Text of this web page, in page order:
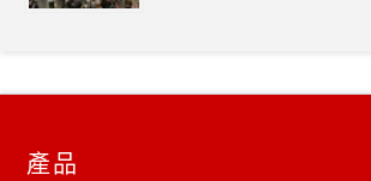
產品